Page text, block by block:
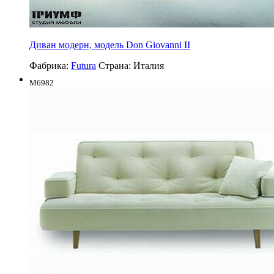
Диван модерн, модель Don Giovanni II
Фабрика: Futura Страна: Италия
M6982